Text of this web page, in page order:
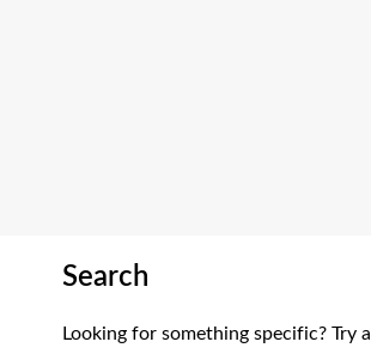
Search
Looking for something specific? Try a